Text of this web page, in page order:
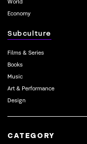
Economy
Subculture
Films & Series
Books
Music
Art & Performance
Design
CATEGORY